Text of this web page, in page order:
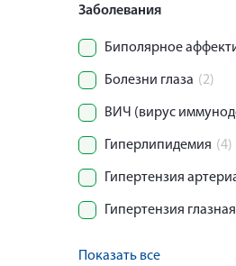
Заболевания
Болезни глаза (2)
Гиперлипидемия (4)
Гипертензия глазная
Показать все